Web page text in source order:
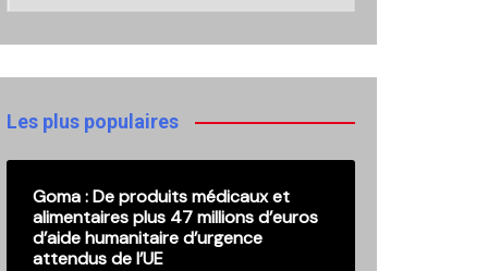
anciennes
publications
Les plus populaires
Goma : De produits médicaux et
alimentaires plus 47 millions d’euros
d’aide humanitaire d’urgence
attendus de l’UE